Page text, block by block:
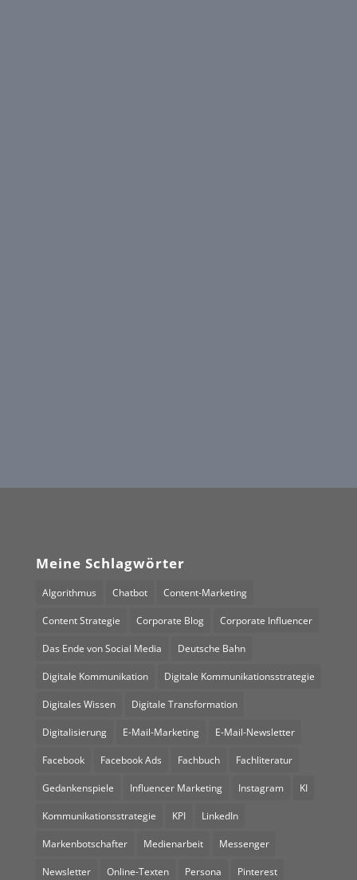
Meine Schlagwörter
Algorithmus Chatbot Content-Marketing
Content Strategie Corporate Blog Corporate Influencer
Das Ende von Social Media Deutsche Bahn
Digitale Kommunikation Digitale Kommunikationsstrategie
Digitales Wissen Digitale Transformation
Digitalisierung E-Mail-Marketing E-Mail-Newsletter
Facebook Facebook Ads Fachbuch Fachliteratur
Gedankenspiele Influencer Marketing Instagram KI
Kommunikationsstrategie KPI LinkedIn
Markenbotschafter Medienarbeit Messenger
Newsletter Online-Texten Persona Pinterest